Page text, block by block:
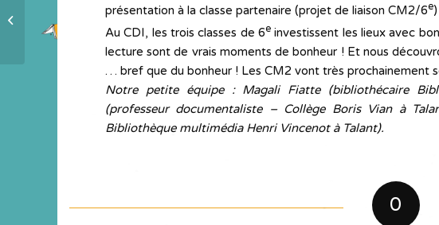
présentation à la classe partenaire (projet de liaison CM2/6e
Au CDI, les trois classes de 6e investissent les lieux avec
lecture sont de vrais moments de bonheur ! Et nous
… bref que du bonheur ! Les CM2 vont très prochainement
Notre petite équipe : Magali Fiatte (bibliothécaire
(professeur documentaliste – Collège Boris Vian à
Bibliothèque multimédia Henri Vincenot à Talant).
0
Illustrer à la manière de….